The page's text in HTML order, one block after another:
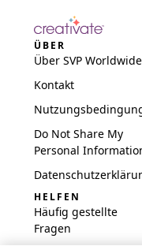
ÜBER
Über SVP Worldwide
Kontakt
Do Not Share My
Personal
HELFEN
Häufig gestellte
Fragen